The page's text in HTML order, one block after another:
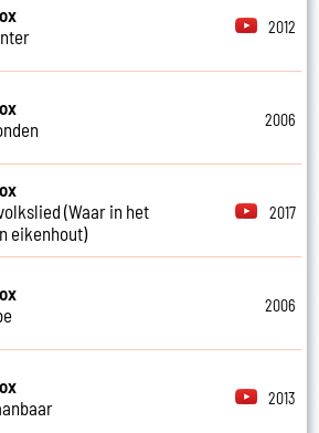
2012
2006
(Waar in het
eikenhout)
2017
2006
2013